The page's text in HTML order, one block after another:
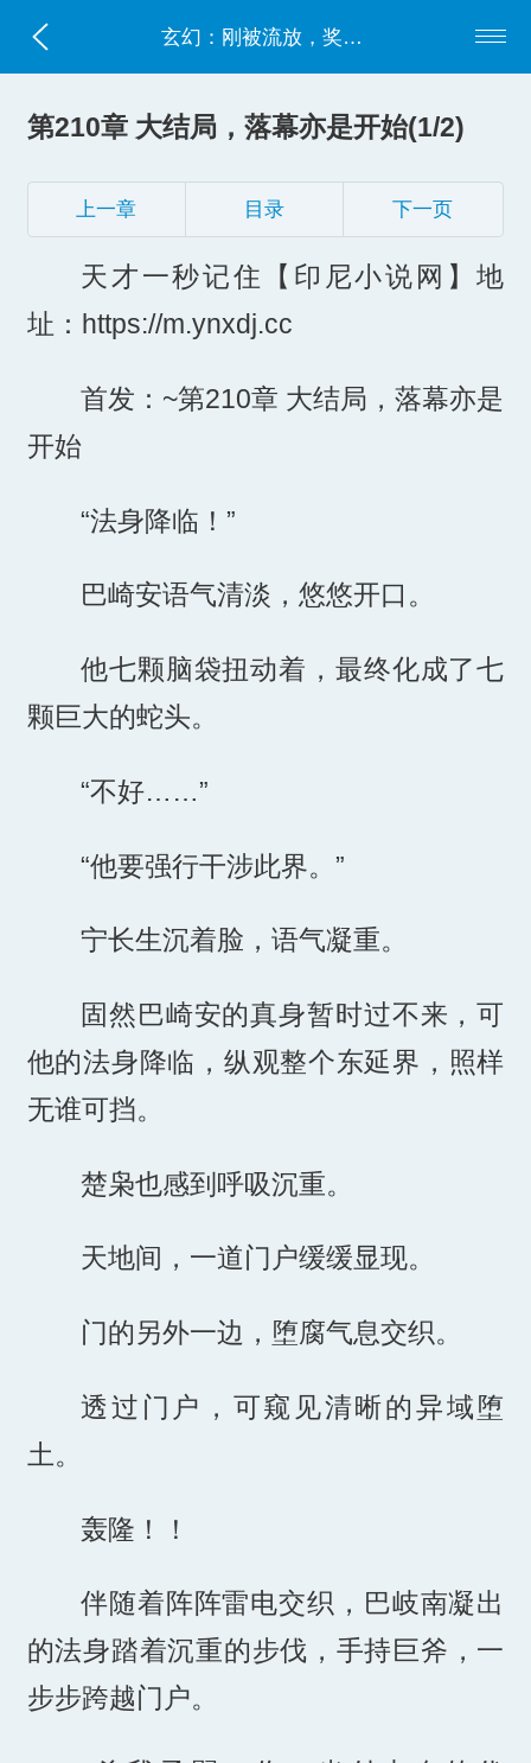
玄幻：刚被流放，奖励大帝根骨
第210章 大结局，落幕亦是开始(1/2)
上一章 目录 下一页
天才一秒记住【印尼小说网】地
址：https://m.ynxdj.cc
首发：~第210章 大结局，落幕亦是
开始
“法身降临！”
巴崎安语气清淡，悠悠开口。
他七颗脑袋扭动着，最终化成了七
颗巨大的蛇头。
“不好……”
“他要强行干涉此界。”
宁长生沉着脸，语气凝重。
固然巴崎安的真身暂时过不来，可
他的法身降临，纵观整个东延界，照样
无谁可挡。
楚枭也感到呼吸沉重。
天地间，一道门户缓缓显现。
门的另外一边，堕腐气息交织。
透过门户，可窥见清晰的异域堕
土。
轰隆！！
伴随着阵阵雷电交织，巴岐南凝出
的法身踏着沉重的步伐，手持巨斧，一
步步跨越门户。